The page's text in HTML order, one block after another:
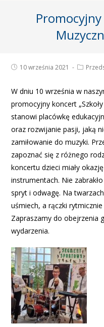
Promocyjny
10 września 2021
W dniu 10 września w
promocyjny koncert
stanowi placówkę
oraz rozwijanie pasji, jaką
zamiłowanie do muzyki.
zapoznać się z różnego
koncertu dzieci miały
instrumentach. Nie
spryt i odwagę. Na
uśmiech, a rączki
Zapraszamy do obejrzenia
wydarzenia.